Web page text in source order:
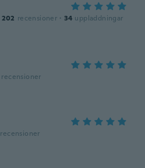
202 recensioner · 34 uppladdningar
recensioner
recensioner